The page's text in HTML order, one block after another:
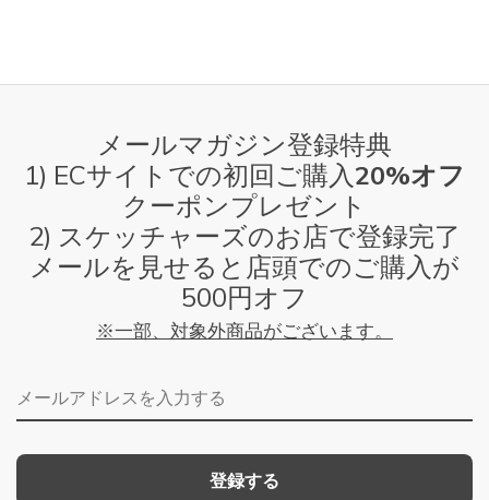
メールマガジン登録特典
1) ECサイトでの初回ご購入 20%オフ
クーポンプレゼント
2) スケッチャーズのお店で登録完了
メールを見せると店頭でのご購入が
500円オフ
※一部、対象外商品がございます。
メールアドレス
登録する